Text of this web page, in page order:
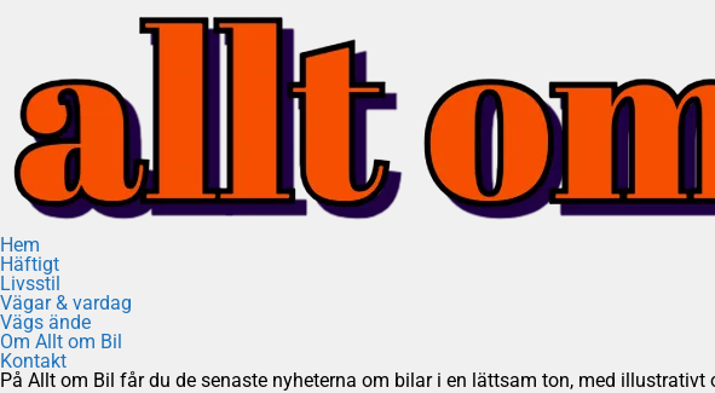
Hem
Häftigt
Livsstil
Vägar & vardag
Vägs ände
Om Allt om Bil
Kontakt
På Allt om Bil får du de senaste nyheterna om bilar i en lättsam ton, med illustrativt